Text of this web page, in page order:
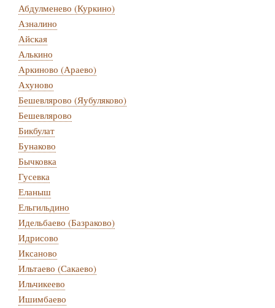
Абдулменево (Куркино)
Азналино
Айская
Алькино
Аркиново (Араево)
Ахуново
Бешевлярово (Яубуляково)
Бешевлярово
Бикбулат
Бунаково
Бычковка
Гусевка
Еланыш
Ельгильдино
Идельбаево (Базраково)
Идрисово
Иксаново
Ильтаево (Сакаево)
Ильчикеево
Ишимбаево